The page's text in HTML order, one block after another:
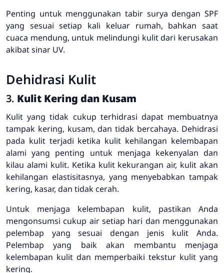
Penting untuk menggunakan tabir surya dengan SPF
yang sesuai setiap kali keluar rumah, bahkan saat
cuaca mendung, untuk melindungi kulit dari kerusakan
akibat sinar UV.
Dehidrasi Kulit
3. Kulit Kering dan Kusam
Kulit yang tidak cukup terhidrasi dapat membuatnya
tampak kering, kusam, dan tidak bercahaya. Dehidrasi
pada kulit terjadi ketika kulit kehilangan kelembapan
alami yang penting untuk menjaga kekenyalan dan
kilau alami kulit. Ketika kulit kekurangan air, kulit akan
kehilangan elastisitasnya, yang menyebabkan tampak
kering, kasar, dan tidak cerah.
Untuk menjaga kelembapan kulit, pastikan Anda
mengonsumsi cukup air setiap hari dan menggunakan
pelembap yang sesuai dengan jenis kulit Anda.
Pelembap yang baik akan membantu menjaga
kelembapan kulit dan memperbaiki tekstur kulit yang
kering.